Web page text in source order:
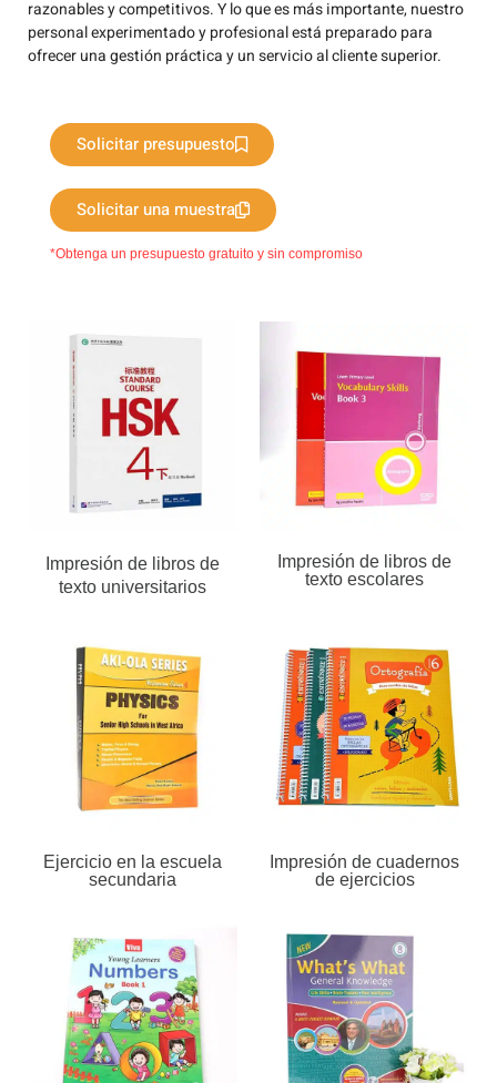
razonables y competitivos. Y lo que es más importante, nuestro
personal experimentado y profesional está preparado para
ofrecer una gestión práctica y un servicio al cliente superior.
Solicitar presupuesto
Solicitar una muestra
*Obtenga un presupuesto gratuito y sin compromiso
Impresión de libros de
texto universitarios
Impresión de libros de
texto escolares
Ejercicio en la escuela
secundaria
Impresión de cuadernos
de ejercicios